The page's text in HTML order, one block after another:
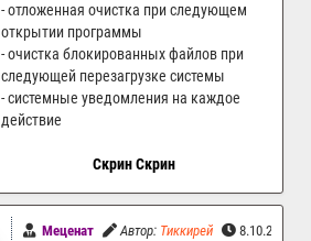
- отложенная очистка при следующем
открытии программы
- очистка блокированных файлов при
следующей перезагрузке системы
- системные уведомления на каждое
действие
Скрин Скрин
Меценат Автор: Тиккирей 8.10.2022